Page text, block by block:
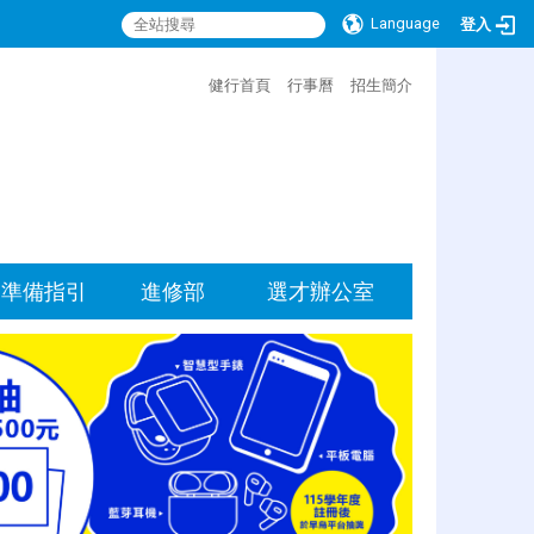
Language 登入
健行首頁 行事曆 招生簡介
準備指引 進修部 選才辦公室